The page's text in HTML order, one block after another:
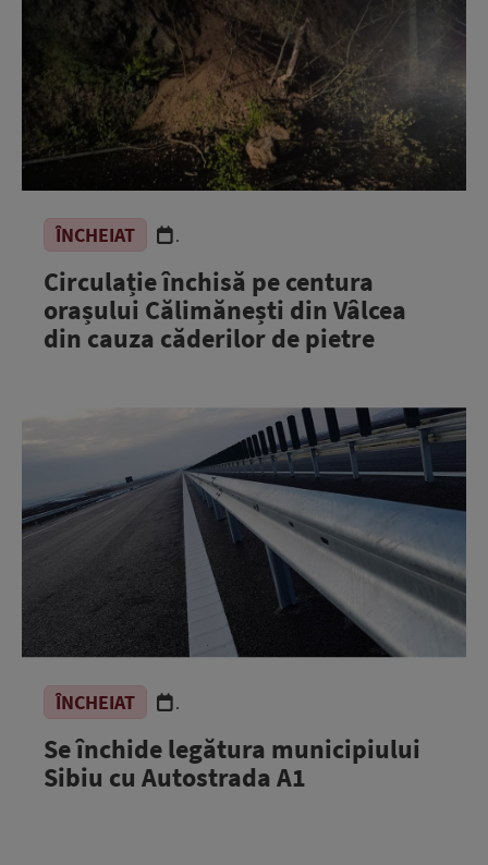
ÎNCHEIAT .
Circulație închisă pe centura
orașului Călimănești din Vâlcea
din cauza căderilor de pietre
ÎNCHEIAT .
Se închide legătura municipiului
Sibiu cu Autostrada A1